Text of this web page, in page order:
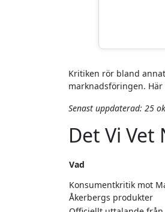
Kritiken rör bland
marknadsföringen.
Senast uppdaterad: 25
Det Vi Vet
Vad
Konsumentkritik mot
Åkerbergs produkter